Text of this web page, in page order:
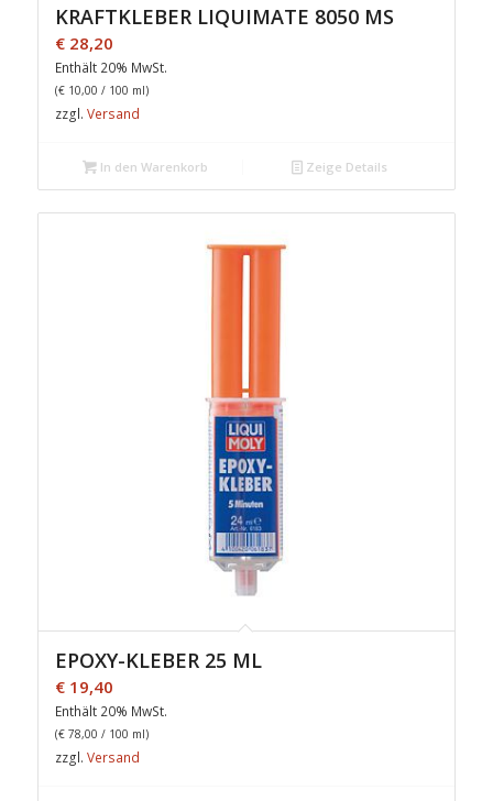
KRAFTKLEBER LIQUIMATE 8050 MS
€28,20
Enthält 20% MwSt.
(€10,00 / 100 ml)
zzgl. Versand
In den Warenkorb Zeige Details
EPOXY-KLEBER 25 ML
€19,40
Enthält 20% MwSt.
(€78,00 / 100 ml)
zzgl. Versand